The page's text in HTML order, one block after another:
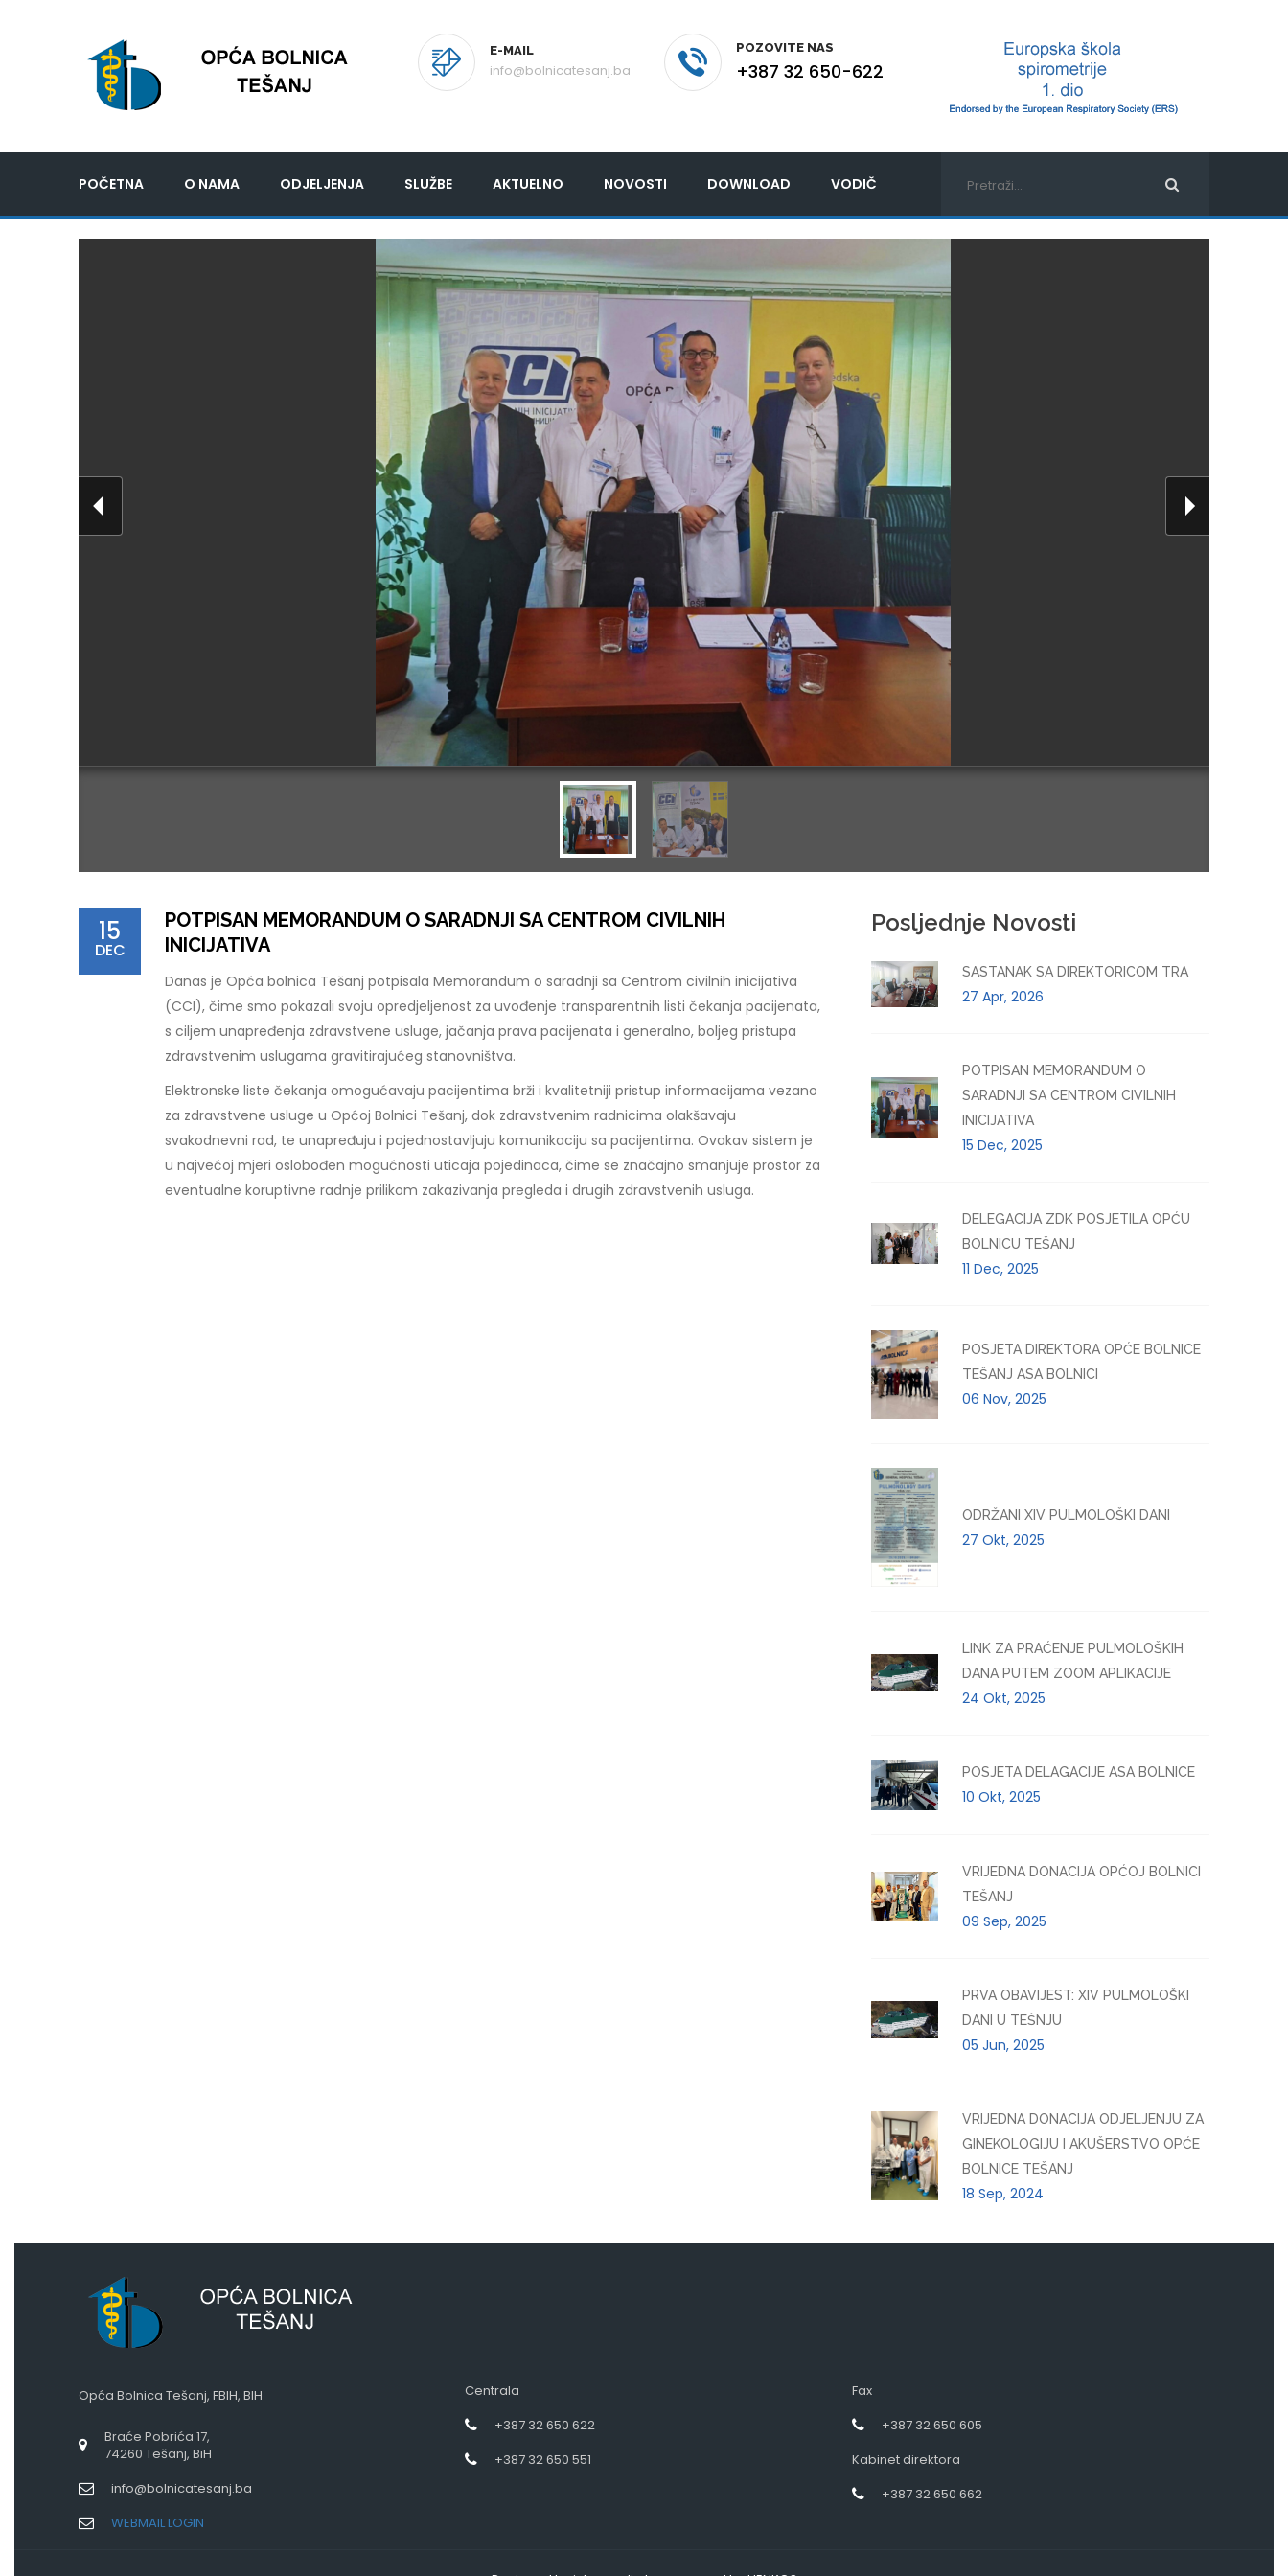
E-MAIL
info@bolnicatesanj.ba
POZOVITE NAS
+387 32 650-622
POČETNA O NAMA ODJELJENJA SLUŽBE AKTUELNO NOVOSTI DOWNLOAD VODIČ
15
DEC
POTPISAN MEMORANDUM O SARADNJI SA CENTROM CIVILNIH
INICIJATIVA
Danas je Opća bolnica Tešanj potpisala Memorandum o saradnji sa Centrom civilnih inicijativa
(CCI), čime smo pokazali svoju opredjeljenost za uvođenje transparentnih listi čekanja pacijenata,
s ciljem unapređenja zdravstvene usluge, jačanja prava pacijenata i generalno, boljeg pristupa
zdravstvenim uslugama gravitirajućeg stanovništva.
Elektronske liste čekanja omogućavaju pacijentima brži i kvalitetniji pristup informacijama vezano
za zdravstvene usluge u Općoj Bolnici Tešanj, dok zdravstvenim radnicima olakšavaju
svakodnevni rad, te unapređuju i pojednostavljuju komunikaciju sa pacijentima. Ovakav sistem je
u najvećoj mjeri oslobođen mogućnosti uticaja pojedinaca, čime se značajno smanjuje prostor za
eventualne koruptivne radnje prilikom zakazivanja pregleda i drugih zdravstvenih usluga.
Posljednje Novosti
SASTANAK SA DIREKTORICOM TRA
27 Apr, 2026
POTPISAN MEMORANDUM O
SARADNJI SA CENTROM CIVILNIH
INICIJATIVA
15 Dec, 2025
DELEGACIJA ZDK POSJETILA OPĆU
BOLNICU TEŠANJ
11 Dec, 2025
POSJETA DIREKTORA OPĆE BOLNICE
TEŠANJ ASA BOLNICI
06 Nov, 2025
ODRŽANI XIV PULMOLOŠKI DANI
27 Okt, 2025
LINK ZA PRAĆENJE PULMOLOŠKIH
DANA PUTEM ZOOM APLIKACIJE
24 Okt, 2025
POSJETA DELAGACIJE ASA BOLNICE
10 Okt, 2025
VRIJEDNA DONACIJA OPĆOJ BOLNICI
TEŠANJ
09 Sep, 2025
PRVA OBAVIJEST: XIV PULMOLOŠKI
DANI U TEŠNJU
05 Jun, 2025
VRIJEDNA DONACIJA ODJELJENJU ZA
GINEKOLOGIJU I AKUŠERSTVO OPĆE
BOLNICE TEŠANJ
18 Sep, 2024
Opća Bolnica Tešanj, FBIH, BIH
Braće Pobrića 17,
74260 Tešanj, BiH
info@bolnicatesanj.ba
WEBMAIL LOGIN
Centrala
+387 32 650 622
+387 32 650 551
Fax
+387 32 650 605
Kabinet direktora
+387 32 650 662